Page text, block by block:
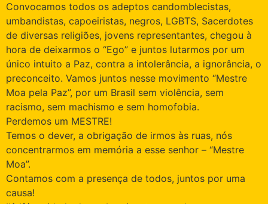
Convocamos todos os adeptos candomblecistas,
umbandistas, capoeiristas, negros, LGBTS, Sacerdotes
de diversas religiões, jovens representantes, chegou à
hora de deixarmos o “Ego” e juntos lutarmos por um
único intuito a Paz, contra a intolerância, a ignorância, o
preconceito. Vamos juntos nesse movimento “Mestre
Moa pela Paz”, por um Brasil sem violência, sem
racismo, sem machismo e sem homofobia.
Perdemos um MESTRE!
Temos o dever, a obrigação de irmos às ruas, nós
concentrarmos em memória a esse senhor – “Mestre
Moa”.
Contamos com a presença de todos, juntos por uma
causa!